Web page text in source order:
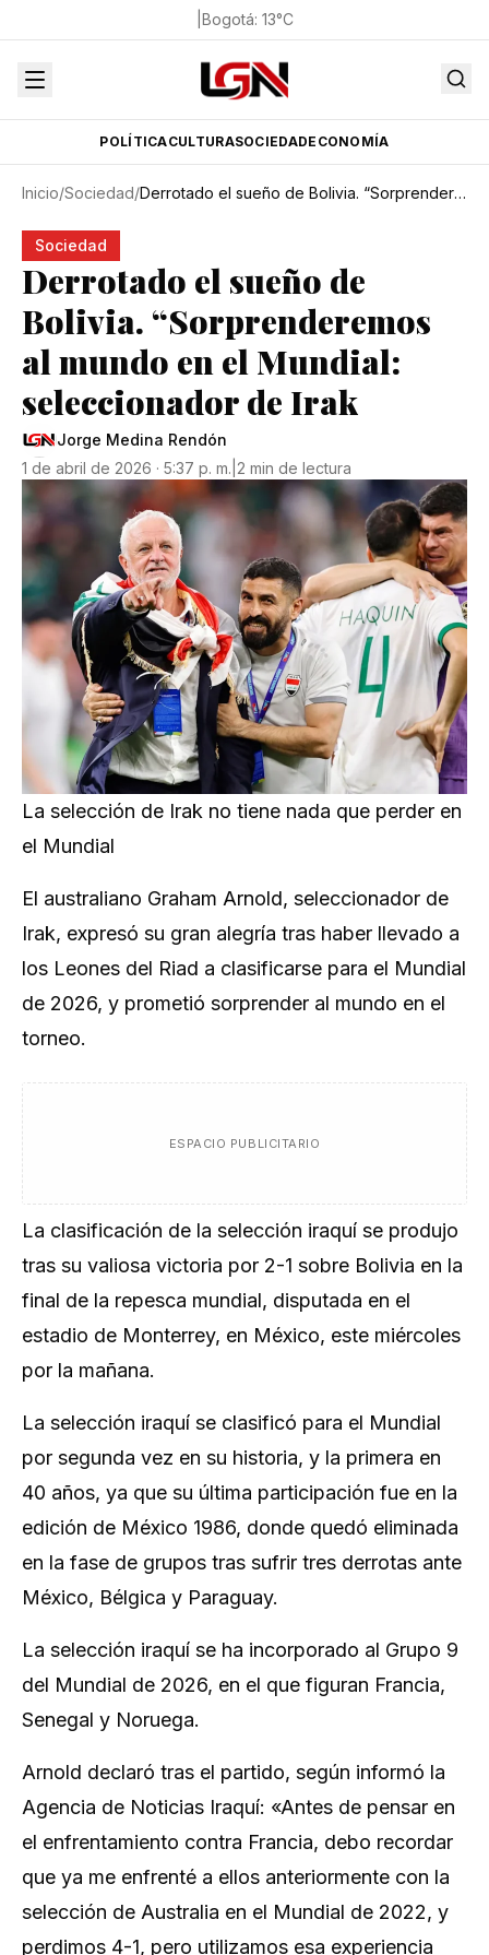
Bogotá: 13°C
POLÍTICACULTURASOCIEDADECONOMÍA
Inicio/Sociedad/ Derrotado el sueño de Bolivia. “Sorprenderemos al mundo en el Mundial: seleccionador de Irak
Sociedad
Derrotado el sueño de
Bolivia. “Sorprenderemos
al mundo en el Mundial:
seleccionador de Irak
Jorge Medina Rendón
1 de abril de 2026 · 5:37 p. m. 2 min de lectura
La selección de Irak no tiene nada que perder en
el Mundial
El australiano Graham Arnold, seleccionador de
Irak, expresó su gran alegría tras haber llevado a
los Leones del Riad a clasificarse para el Mundial
de 2026, y prometió sorprender al mundo en el
torneo.
ESPACIO PUBLICITARIO
La clasificación de la selección iraquí se produjo
tras su valiosa victoria por 2-1 sobre Bolivia en la
final de la repesca mundial, disputada en el
estadio de Monterrey, en México, este miércoles
por la mañana.
La selección iraquí se clasificó para el Mundial
por segunda vez en su historia, y la primera en
40 años, ya que su última participación fue en la
edición de México 1986, donde quedó eliminada
en la fase de grupos tras sufrir tres derrotas ante
México, Bélgica y Paraguay.
La selección iraquí se ha incorporado al Grupo 9
del Mundial de 2026, en el que figuran Francia,
Senegal y Noruega.
Arnold declaró tras el partido, según informó la
Agencia de Noticias Iraquí: «Antes de pensar en
el enfrentamiento contra Francia, debo recordar
que ya me enfrenté a ellos anteriormente con la
selección de Australia en el Mundial de 2022, y
perdimos 4-1, pero utilizamos esa experiencia